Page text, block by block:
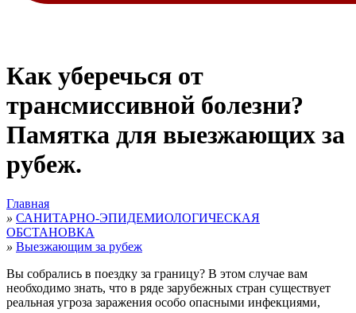
Как уберечься от
трансмиссивной болезни?
Памятка для выезжающих за
рубеж.
Главная
» САНИТАРНО-ЭПИДЕМИОЛОГИЧЕСКАЯ
ОБСТАНОВКА
» Выезжающим за рубеж
Вы собрались в поездку за границу? В этом случае вам
необходимо знать, что в ряде зарубежных стран существует
реальная угроза заражения особо опасными инфекциями,